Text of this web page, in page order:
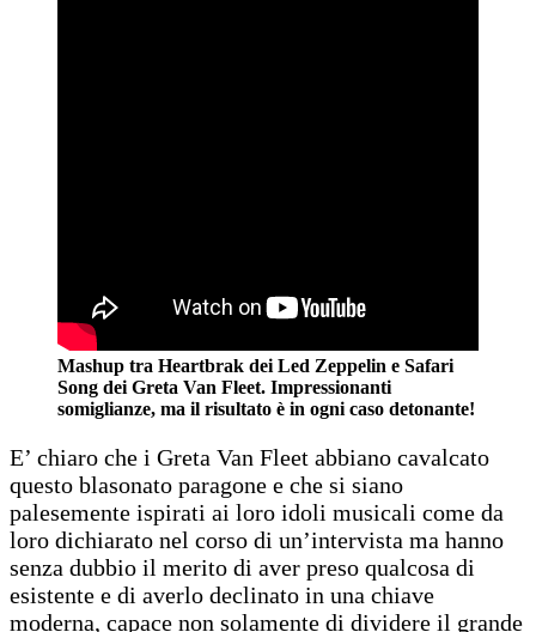
Mashup tra Heartbrak dei Led Zeppelin e Safari
Song dei Greta Van Fleet. Impressionanti
somiglianze, ma il risultato è in ogni caso detonante!
E’ chiaro che i Greta Van Fleet abbiano cavalcato
questo blasonato paragone e che si siano
palesemente ispirati ai loro idoli musicali come da
loro dichiarato nel corso di un’intervista ma hanno
senza dubbio il merito di aver preso qualcosa di
esistente e di averlo declinato in una chiave
moderna, capace non solamente di dividere il grande